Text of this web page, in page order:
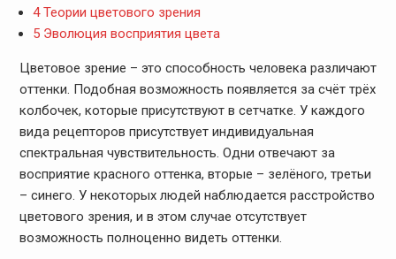
4Теории цветового зрения
5Эволюция восприятия цвета
Цветовое зрение – это способность человека различают
оттенки. Подобная возможность появляется за счёт трёх
колбочек, которые присутствуют в сетчатке. У каждого
вида рецепторов присутствует индивидуальная
спектральная чувствительность. Одни отвечают за
восприятие красного оттенка, вторые – зелёного, третьи
– синего. У некоторых людей наблюдается расстройство
цветового зрения, и в этом случае отсутствует
возможность полноценно видеть оттенки.